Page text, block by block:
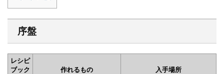
序盤
レシピ
ブック
作れるもの 入手場所